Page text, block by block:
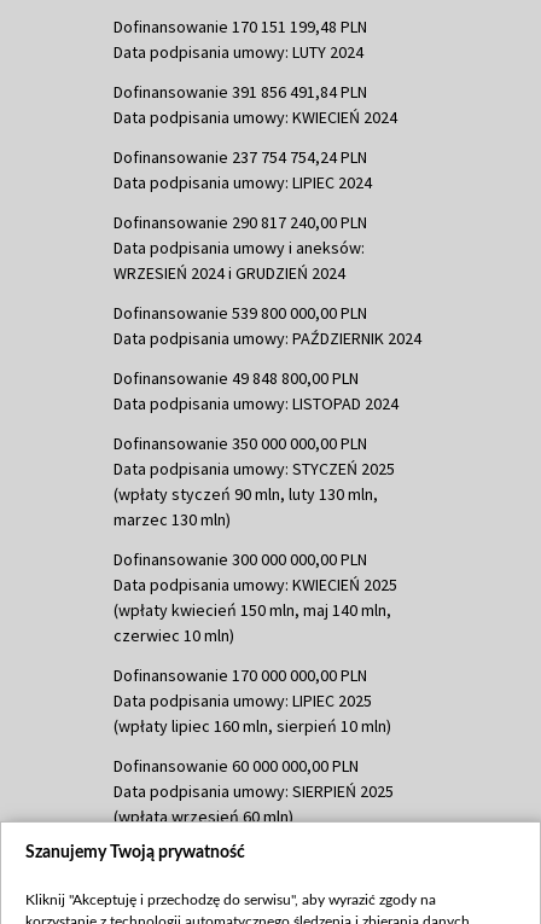
Dofinansowanie 170 151 199,48 PLN
Data podpisania umowy: LUTY 2024
Dofinansowanie 391 856 491,84 PLN
Data podpisania umowy: KWIECIEŃ 2024
Dofinansowanie 237 754 754,24 PLN
Data podpisania umowy: LIPIEC 2024
Dofinansowanie 290 817 240,00 PLN
Data podpisania umowy i aneksów:
WRZESIEŃ 2024 i GRUDZIEŃ 2024
Dofinansowanie 539 800 000,00 PLN
Data podpisania umowy: PAŹDZIERNIK 2024
Dofinansowanie 49 848 800,00 PLN
Data podpisania umowy: LISTOPAD 2024
Dofinansowanie 350 000 000,00 PLN
Data podpisania umowy: STYCZEŃ 2025
(wpłaty styczeń 90 mln, luty 130 mln,
marzec 130 mln)
Dofinansowanie 300 000 000,00 PLN
Data podpisania umowy: KWIECIEŃ 2025
(wpłaty kwiecień 150 mln, maj 140 mln,
czerwiec 10 mln)
Dofinansowanie 170 000 000,00 PLN
Data podpisania umowy: LIPIEC 2025
(wpłaty lipiec 160 mln, sierpień 10 mln)
Dofinansowanie 60 000 000,00 PLN
Data podpisania umowy: SIERPIEŃ 2025
(wpłata wrzesień 60 mln)
Dofinansowanie 635 783 051,21 PLN
(wpłata wrzesień 100 mln, październik 350
Szanujemy Twoją prywatność
Kliknij "Akceptuję i przechodzę do serwisu", aby wyrazić zgody na